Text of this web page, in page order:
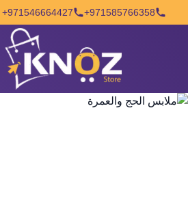
Skip to content
971585766358+
971546664427+